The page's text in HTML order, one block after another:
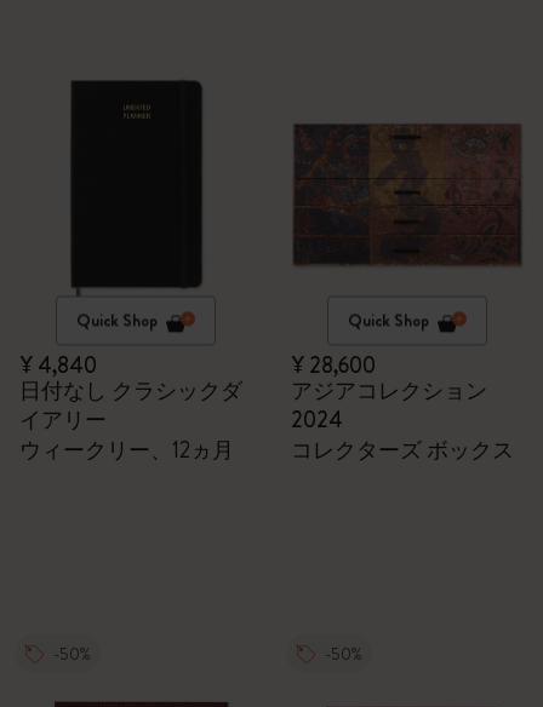
Quick Shop
¥ 4,840
日付なし クラシックダ
イアリー
ウィークリー、12ヵ月
Quick Shop
¥ 28,600
アジアコレクション
2024
コレクターズ ボックス
-50% -50%